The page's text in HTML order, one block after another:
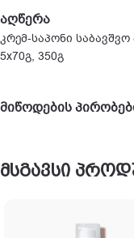
აღწერა
კრემ-საპონი
5х70გ, 350გ
მიწოდების
მსგავსი